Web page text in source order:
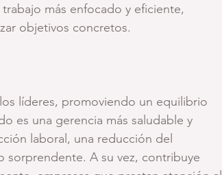
más enfocado y eficiente,
objetivos concretos.
líderes, promoviendo un equilibrio
es una gerencia más saludable y
laboral, una reducción del
A su vez, contribuye